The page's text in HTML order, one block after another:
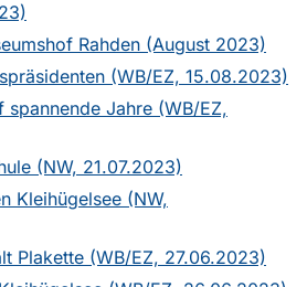
Rahden (August 2023)
(WB/EZ, 15.08.2023)
Jahre (WB/EZ,
(NW, 21.07.2023)
Kleihügelsee (NW,
Plakette (WB/EZ, 27.06.2023)